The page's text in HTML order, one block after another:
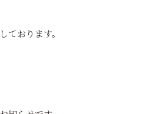
ております。